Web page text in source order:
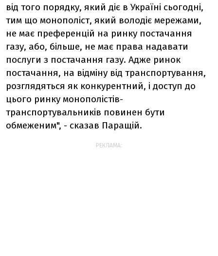
від того порядку, який діє в Україні сьогодні,
тим що монополіст, який володіє мережами,
не має преференцій на ринку постачання
газу, або, більше, не має права надавати
послуги з постачання газу. Адже ринок
постачання, на відміну від транспортування,
розглядяться як конкурентний, і доступ до
цього ринку монополістів-
транспортувальників повинен бути
обмеженим", - сказав Паращій.
РЕКЛАМА: